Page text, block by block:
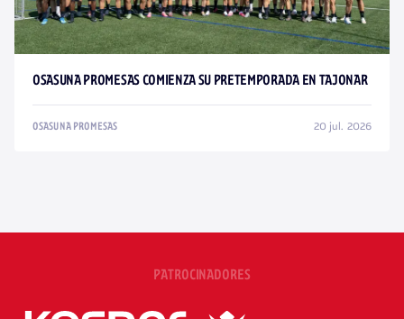
OSASUNA PROMESAS COMIENZA SU PRETEMPORADA EN TAJONAR
OSASUNA PROMESAS 20 jul. 2026
PATROCINADORES